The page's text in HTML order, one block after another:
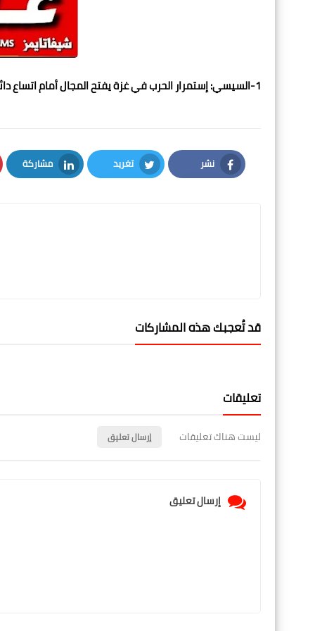
1-السيسي: إستمرار الحرب في غزة يفتح المجال أمام اتساع دائرة الصراع .
نشر
Facebook
تغريد
Twitter
مشاركة
LinkedIn
قد تُعجبك هذه المشاركات
تعليقات
ليست هناك تعليقات إرسال تعليق
إرسال تعليق